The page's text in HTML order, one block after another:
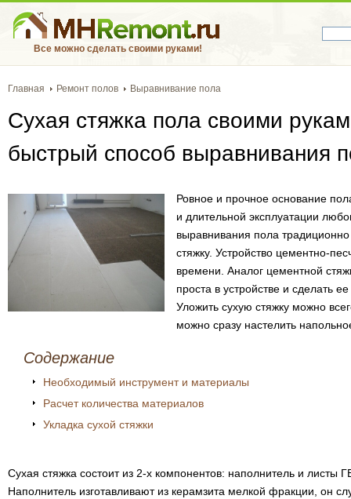
Все можно сделать своими руками!
Главная Ремонт полов Выравнивание пола
Сухая стяжка пола своими
быстрый способ выравнивания
Ровное и прочное основание
и длительной эксплуатации
выравнивания пола
стяжку. Устройство цементно-
времени. Аналог цементной
проста в устройстве и сделать
Уложить сухую стяжку можно
можно сразу настелить
Содержание
Необходимый инструмент и материалы
Расчет количества материалов
Укладка сухой стяжки
Сухая стяжка состоит из 2-х компонентов: наполнитель и листы
Наполнитель изготавливают из керамзита мелкой фракции, он